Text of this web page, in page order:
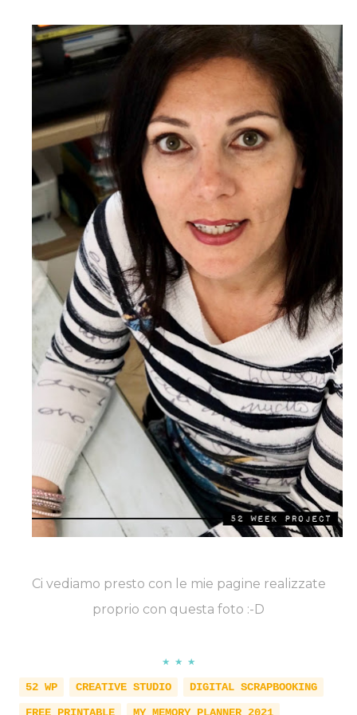
Ci vediamo presto con le mie pagine realizzate
proprio con questa foto :-D
★ ★ ★
52 WP
CREATIVE STUDIO
DIGITAL SCRAPBOOKING
FREE PRINTABLE
MY MEMORY PLANNER 2021